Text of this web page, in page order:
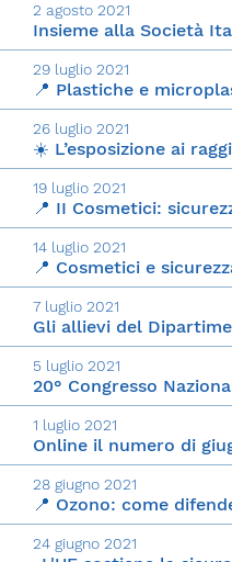
2 agosto 2021
Insieme alla Società
29 luglio 2021
📍 Plastiche e
26 luglio 2021
☀️ L’esposizione ai
19 luglio 2021
📍 II Cosmetici:
14 luglio 2021
📍 Cosmetici e
7 luglio 2021
Gli allievi del
5 luglio 2021
20° Congresso
1 luglio 2021
Online il numero di
28 giugno 2021
📍 Ozono: come
24 giugno 2021